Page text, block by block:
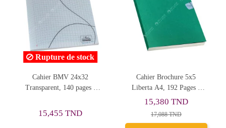
Cahier Brochure 5x5
Liberta A4, 192 Pages -
17,088 TND
Cahier BMV 24x32 Orange,
140 pages - Yamama
15,455 TND